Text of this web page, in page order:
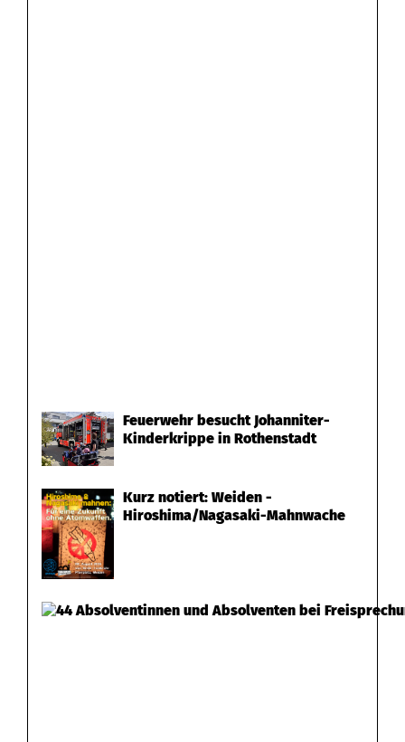
Feuerwehr besucht Johanniter-
Kinderkrippe in Rothenstadt
Kurz notiert: Weiden -
Hiroshima/Nagasaki-Mahnwache